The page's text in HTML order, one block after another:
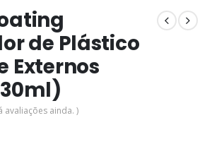
de Plástico
Externos
avaliações ainda. )